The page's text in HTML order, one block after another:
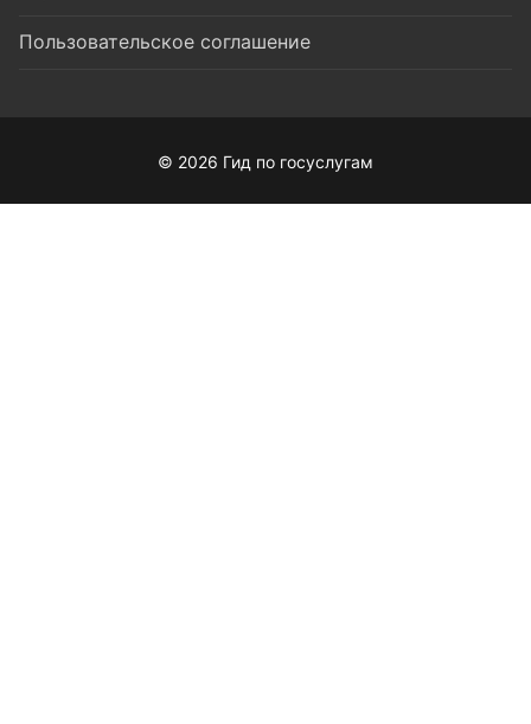
Пользовательское соглашение
© 2026 Гид по госуслугам